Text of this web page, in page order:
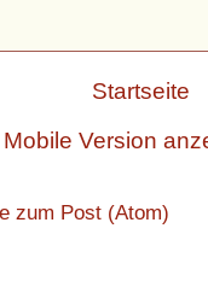
Startseite
Mobile Version
zum Post (Atom)